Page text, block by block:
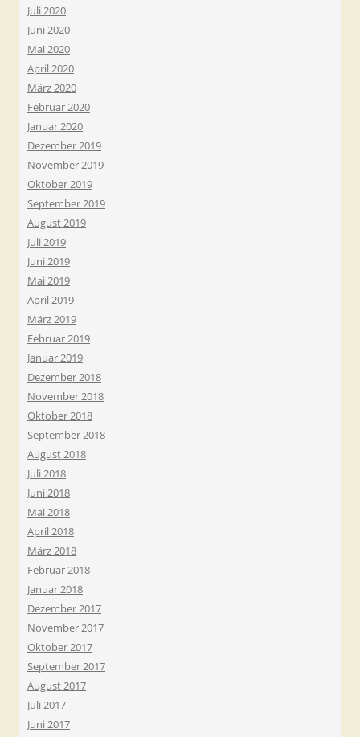
Juli 2020
Juni 2020
Mai 2020
April 2020
März 2020
Februar 2020
Januar 2020
Dezember 2019
November 2019
Oktober 2019
September 2019
August 2019
Juli 2019
Juni 2019
Mai 2019
April 2019
März 2019
Februar 2019
Januar 2019
Dezember 2018
November 2018
Oktober 2018
September 2018
August 2018
Juli 2018
Juni 2018
Mai 2018
April 2018
März 2018
Februar 2018
Januar 2018
Dezember 2017
November 2017
Oktober 2017
September 2017
August 2017
Juli 2017
Juni 2017